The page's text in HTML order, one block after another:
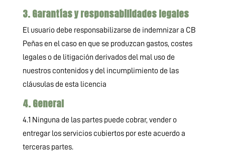
3. Garantías y responsabilidades legales
El usuario debe responsabilizarse de indemnizar a CB
Peñas en el caso en que se produzcan gastos, costes
legales o de litigación derivados del mal uso de
nuestros contenidos y del incumplimiento de las
cláusulas de esta licencia
4. General
4.1 Ninguna de las partes puede cobrar, vender o
entregar los servicios cubiertos por este acuerdo a
terceras partes.